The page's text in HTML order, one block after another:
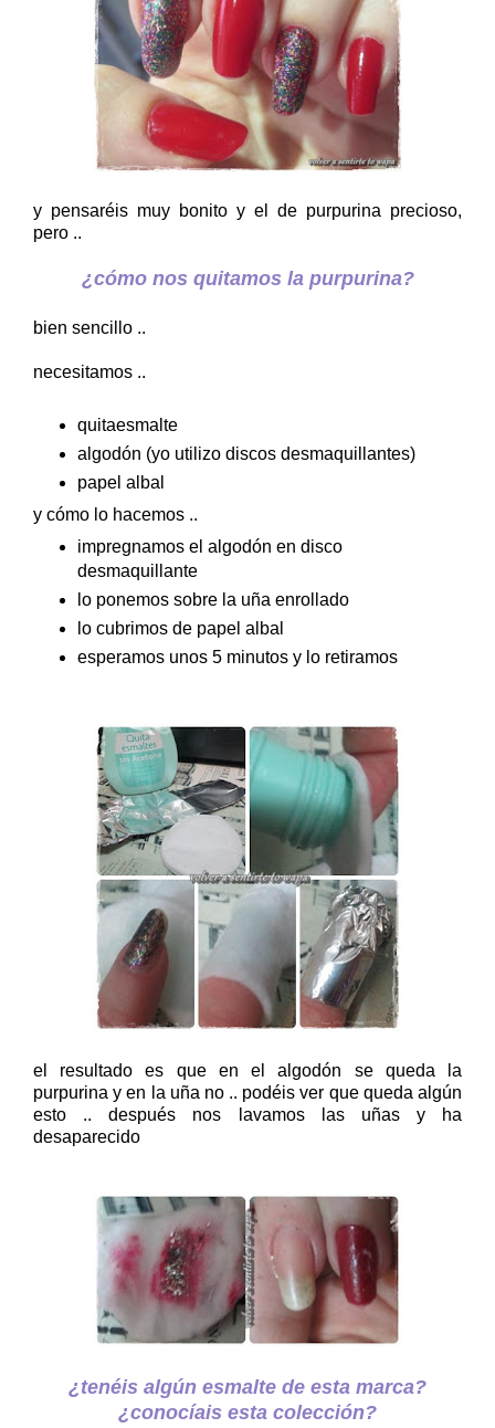
y pensaréis muy bonito y el de purpurina precioso,
pero ..
¿cómo nos quitamos la purpurina?
bien sencillo ..
necesitamos ..
quitaesmalte
algodón (yo utilizo discos desmaquillantes)
papel albal
y cómo lo hacemos ..
impregnamos el algodón en disco
desmaquillante
lo ponemos sobre la uña enrollado
lo cubrimos de papel albal
esperamos unos 5 minutos y lo retiramos
el resultado es que en el algodón se queda la
purpurina y en la uña no .. podéis ver que queda algún
esto .. después nos lavamos las uñas y ha
desaparecido
¿tenéis algún esmalte de esta marca?
¿conocíais esta colección?